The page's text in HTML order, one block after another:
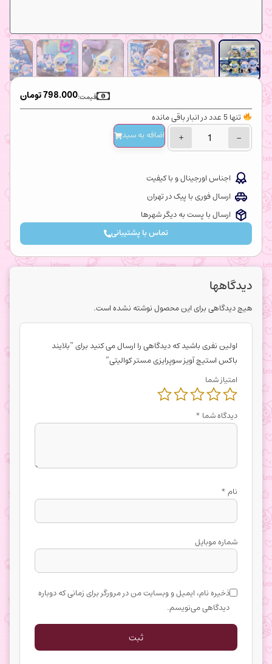
798.000تومان قیمت:
تنها 5 عدد در انبار باقی مانده
−
+ اضافه‌ به سبد
اجناس اورجینال و با کیفیت
ارسال فوری با پیک در تهران
ارسال با پست به دیگر شهرها
تماس با پشتیبانی
دیدگاهها
هیچ دیدگاهی برای این محصول نوشته نشده است.
اولین نفری باشید که دیدگاهی را ارسال می کنید برای “بلایند
باکس استیچ آویز سوپرایزی مستر کوالیتی”
امتیاز شما
دیدگاه شما *
نام*
شماره موبایل
ذخیره نام، ایمیل و وبسایت من در مرورگر برای زمانی که دوباره
دیدگاهی می‌نویسم.